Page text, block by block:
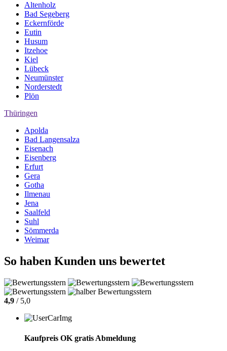
Altenholz
Bad Segeberg
Eckernförde
Eutin
Husum
Itzehoe
Kiel
Lübeck
Neumünster
Norderstedt
Plön
Thüringen
Apolda
Bad Langensalza
Eisenach
Eisenberg
Erfurt
Gera
Gotha
Ilmenau
Jena
Saalfeld
Suhl
Sömmerda
Weimar
So haben Kunden uns bewertet
4,9 / 5,0
Kaufpreis OK gratis Abmeldung